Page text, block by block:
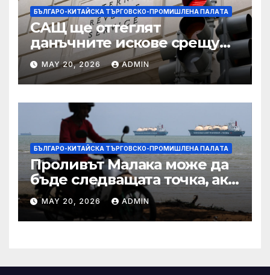
БЪЛГАРО-КИТАЙСКА ТЪРГОВСКО-ПРОМИШЛЕНА ПАЛAТА
САЩ ще оттеглят
данъчните искове срещу
Тръмп „завинаги“ в
сделката за съдебно дело с
IRS
MAY 20, 2026 ADMIN
БЪЛГАРО-КИТАЙСКА ТЪРГОВСКО-ПРОМИШЛЕНА ПАЛAТА
Проливът Малака може да
бъде следващата точка, ако
Азия не внимава
MAY 20, 2026 ADMIN